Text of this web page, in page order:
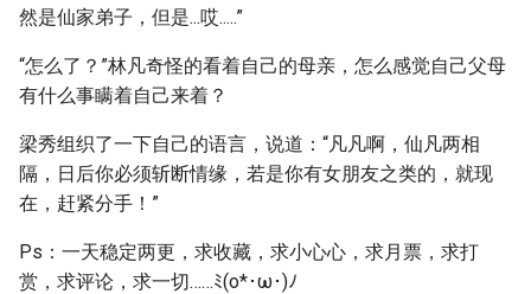
然是仙家弟子，但是...哎.....”
“怎么了？”林凡奇怪的看着自己的母亲，怎么感觉自己父母
有什么事瞒着自己来着？
梁秀组织了一下自己的语言，说道：“凡凡啊，仙凡两相
隔，日后你必须斩断情缘，若是你有女朋友之类的，就现
在，赶紧分手！”
Ps：一天稳定两更，求收藏，求小心心，求月票，求打
赏，求评论，求一切……ﾐ(o*･ω･)ﾉ